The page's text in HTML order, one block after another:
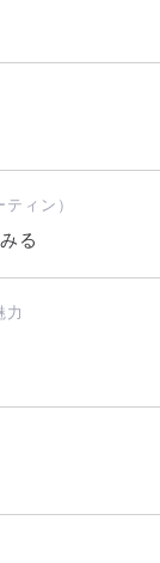
ィン）
る
力